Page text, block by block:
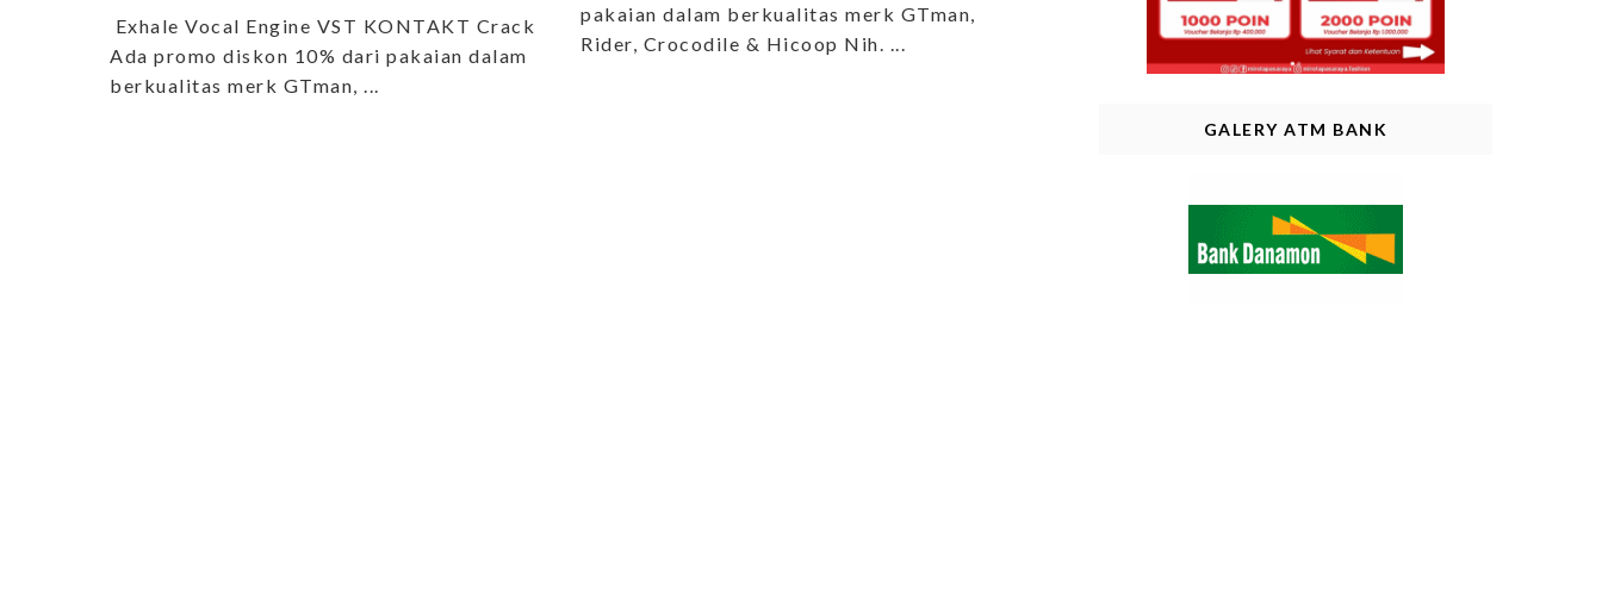
pakaian dalam berkualitas merk GTman,
Rider, Crocodile & Hicoop Nih. ...
Exhale Vocal Engine VST KONTAKT Crack
Ada promo diskon 10% dari pakaian dalam
berkualitas merk GTman, ...
GALERY ATM BANK